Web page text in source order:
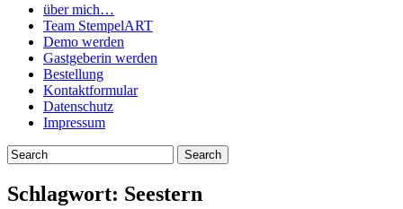
über mich…
Team StempelART
Demo werden
Gastgeberin werden
Bestellung
Kontaktformular
Datenschutz
Impressum
Schlagwort: Seestern